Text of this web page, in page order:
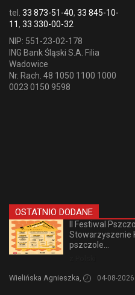
tel. 33 873-51-40, 33 845-10-
11, 33 330-00-32
NIP: 551-23-02-178
ING Bank Śląski S.A. Filia
Wadowice
Nr. Rach. 48 1050 1100 1000
0023 0150 9598
OSTATNIO DODANE
II Festiwal
Stowarzyszenie
pszczole...
Wielińska Agnieszka, 04-08-2026